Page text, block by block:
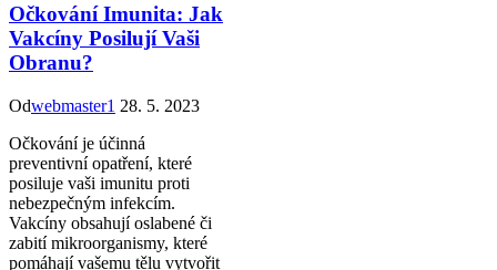
Očkování Imunita: Jak
Vakcíny Posilují Vaši
Obranu?
Odwebmaster1 28. 5. 2023
Očkování je účinná
preventivní opatření, které
posiluje vaši imunitu proti
nebezpečným infekcím.
Vakcíny obsahují oslabené či
zabití mikroorganismy, které
pomáhají vašemu tělu vytvořit